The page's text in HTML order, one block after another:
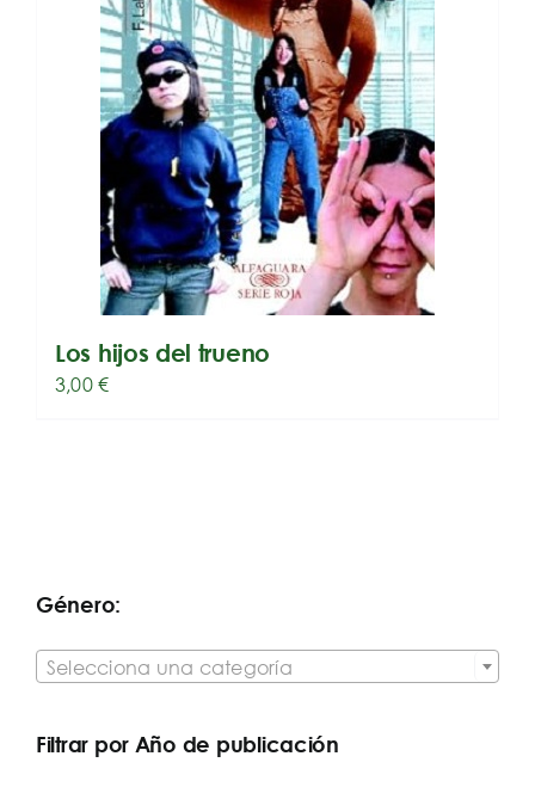
Los hijos del trueno
3,00€
Género:
Selecciona una categoría
Filtrar por Año de publicación